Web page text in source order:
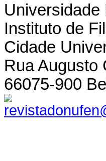
Universidade
Instituto de
Cidade
Rua Augusto
66075-900